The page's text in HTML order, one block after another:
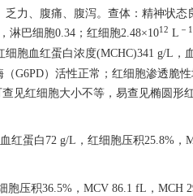
力、腹痛、腹泻。查体：精神状态
淋巴细胞0.34；红细胞2.48×1012 L －1
胞血红蛋白浓度(MCHC)341 g/L，
G6PD）活性正常；红细胞渗透脆
见红细胞大小不等，易查见椭圆形
血红蛋白72 g/L，红细胞压积25.8%，
胞压积36.5%，MCV 86.1 fL，MCH